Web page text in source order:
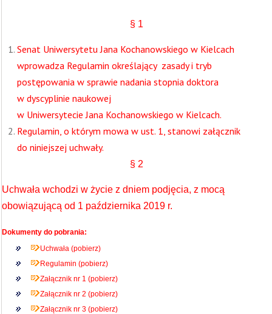
§ 1
Senat Uniwersytetu Jana Kochanowskiego w Kielcach
wprowadza Regulamin określający zasady i tryb
postępowania w sprawie nadania stopnia doktora
w dyscyplinie naukowej
w Uniwersytecie Jana Kochanowskiego w Kielcach.
Regulamin, o którym mowa w ust. 1, stanowi załącznik
do niniejszej uchwały.
§ 2
Uchwała wchodzi w życie z dniem podjęcia, z mocą
obowiązującą od 1 października 2019 r.
Dokumenty do pobrania:
Uchwała (pobierz)
Regulamin (pobierz)
Załącznik nr 1 (pobierz)
Załącznik nr 2 (pobierz)
Załącznik nr 3 (pobierz)